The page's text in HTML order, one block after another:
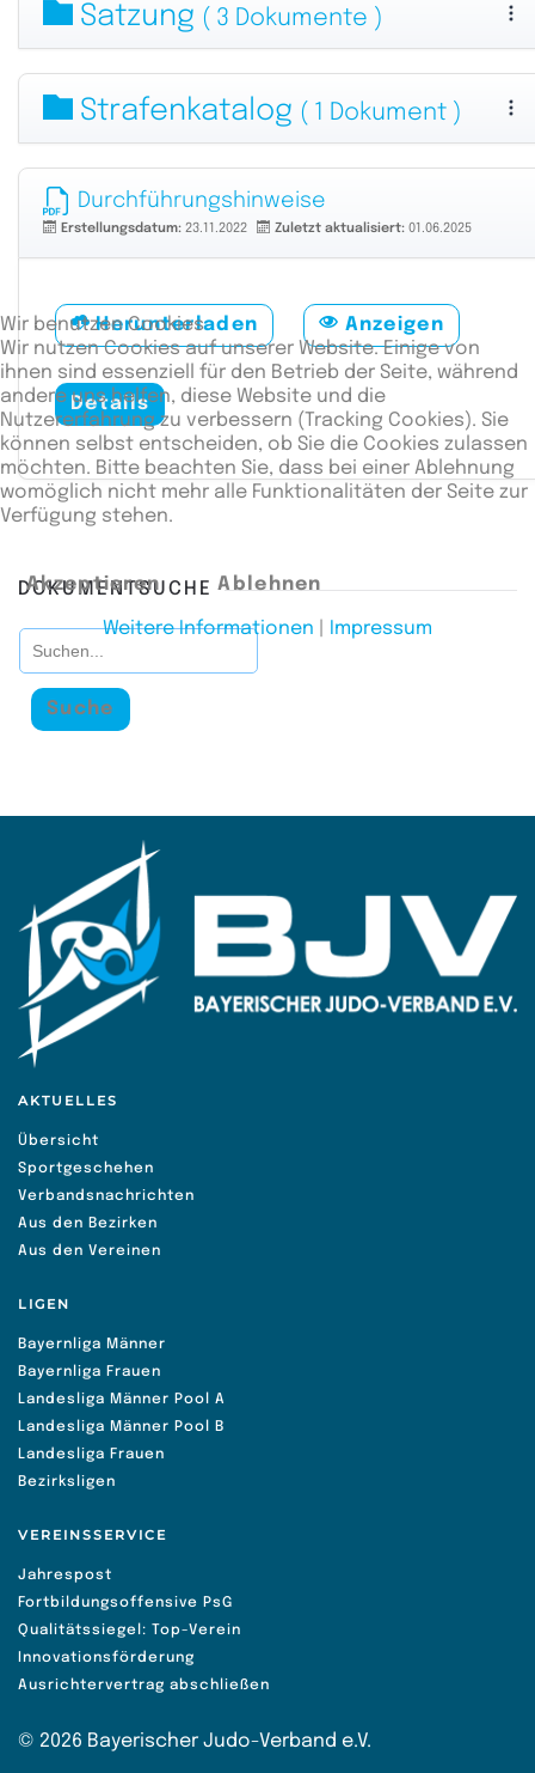
Satzung ( 3 Dokumente )
Strafenkatalog ( 1 Dokument )
Durchführungshinweise
Erstellungsdatum: 23.11.2022 Zuletzt aktualisiert: 01.06.2025
Herunterladen Anzeigen
Details
DOKUMENTSUCHE
AKTUELLES
Übersicht
Sportgeschehen
Verbandsnachrichten
Aus den Bezirken
Aus den Vereinen
LIGEN
Bayernliga Männer
Bayernliga Frauen
Landesliga Männer Pool A
Landesliga Männer Pool B
Landesliga Frauen
Bezirksligen
VEREINSSERVICE
Jahrespost
Fortbildungsoffensive PsG
Qualitätssiegel: Top-Verein
Innovationsförderung
Ausrichtervertrag abschließen
© 2026 Bayerischer Judo-Verband e.V.
Wir benutzen Cookies
Wir nutzen Cookies auf unserer Website. Einige von
ihnen sind essenziell für den Betrieb der Seite, während
andere uns helfen, diese Website und die
Nutzererfahrung zu verbessern (Tracking Cookies). Sie
können selbst entscheiden, ob Sie die Cookies zulassen
möchten. Bitte beachten Sie, dass bei einer Ablehnung
womöglich nicht mehr alle Funktionalitäten der Seite zur
Verfügung stehen.
Akzeptieren Ablehnen
Weitere Informationen Impressum